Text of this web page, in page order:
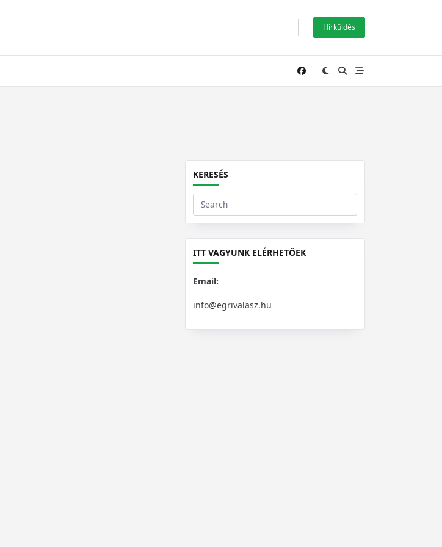
Hírküldés
KERESÉS
Search
for:
ITT VAGYUNK ELÉRHETŐEK
Email:
info@egrivalasz.hu